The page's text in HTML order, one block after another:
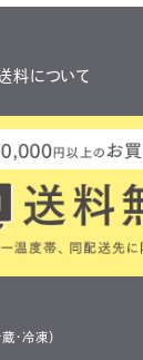
料について
・冷凍）